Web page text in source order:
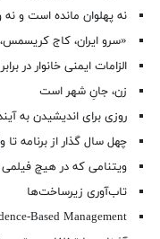
نه پهلوان مانده است و نه
«سرو ایران، کاج
الزامات ایمنی خانوار در برابر
زن، جانِ شهر است
روزی برای اندیشیدن به
چهل سال گذار از برنامه تا
ویتنامی که در هیچ
تاب‌آوری زیرساخت‌ها
Based Management